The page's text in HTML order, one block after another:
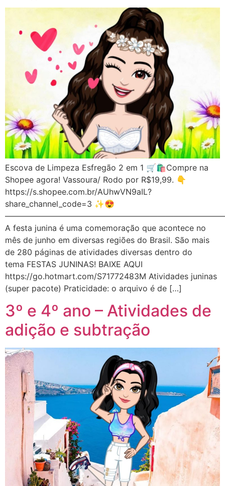
Escova de Limpeza Esfregão 2 em 1 🛒🛍️Compre na
Shopee agora! Vassoura/ Rodo por R$19,99. 👇
https://s.shopee.com.br/AUhwVN9aIL?
share_channel_code=3 ✨😍
A festa junina é uma comemoração que acontece no
mês de junho em diversas regiões do Brasil. São mais
de 280 páginas de atividades diversas dentro do
tema FESTAS JUNINAS! BAIXE AQUI
https://go.hotmart.com/S71772483M Atividades juninas
(super pacote) Praticidade: o arquivo é de […]
3º e 4º ano – Atividades de
adição e subtração